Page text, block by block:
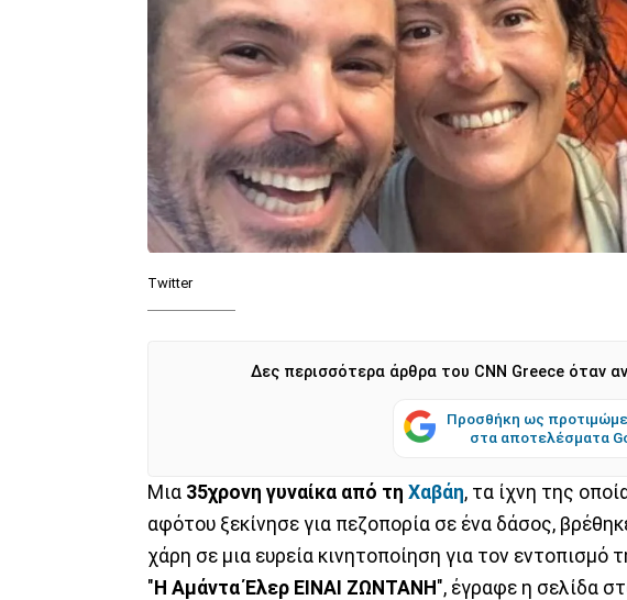
Twitter
Δες περισσότερα άρθρα του CNN Greece όταν
Προσθήκη ως
στα αποτελέσματα
Μια 35χρονη γυναίκα από τη Χαβάη, τα ίχνη της
αφότου ξεκίνησε για πεζοπορία σε ένα δάσος,
χάρη σε μια ευρεία κινητοποίηση για τον εντοπισμό
"Η Αμάντα Έλερ ΕΙΝΑΙ ΖΩΝΤΑΝΗ", έγραφε η σελίδα